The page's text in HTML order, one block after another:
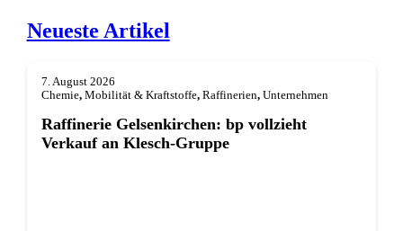
Neueste Artikel
7. August 2026
Chemie, Mobilität & Kraftstoffe, Raffinerien, Unternehmen
Raffinerie Gelsenkirchen: bp vollzieht
Verkauf an Klesch-Gruppe